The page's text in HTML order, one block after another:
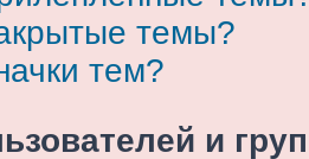
темы?
тем?
и